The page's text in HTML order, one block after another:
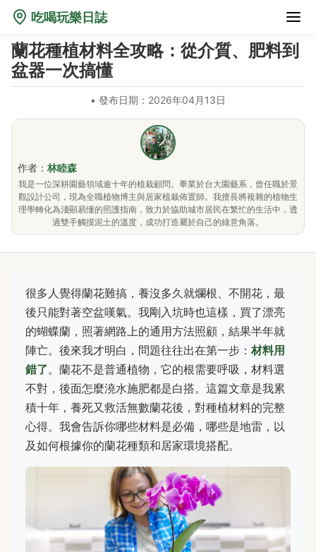
吃喝玩樂日誌
蘭花種植材料全攻略：從介質、肥料到
盆器一次搞懂
• 發布日期：2026年04月13日
作者： 林睦森
我是一位深耕園藝領域逾十年的植栽顧問。畢業於台大園藝系，曾任職於景
觀設計公司，現為全職植物博主與居家植栽佈置師。我擅長將複雜的植物生
理學轉化為淺顯易懂的照護指南，致力於協助城市居民在繁忙的生活中，透
過雙手觸摸泥土的溫度，成功打造屬於自己的綠意角落。
很多人覺得蘭花難搞，養沒多久就爛根、不開花，最
後只能對著空盆嘆氣。我剛入坑時也這樣，買了漂亮
的蝴蝶蘭，照著網路上的通用方法照顧，結果半年就
陣亡。後來我才明白，問題往往出在第一步：材料用
錯了。蘭花不是普通植物，它的根需要呼吸，材料選
不對，後面怎麼澆水施肥都是白搭。這篇文章是我累
積十年，養死又救活無數蘭花後，對種植材料的完整
心得。我會告訴你哪些材料是必備，哪些是地雷，以
及如何根據你的蘭花種類和居家環境搭配。